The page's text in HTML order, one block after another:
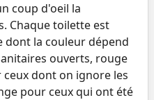
coup d'oeil la
Chaque toilette est
la couleur dépend
ouverts, rouge
dont on ignore les
pour ceux qui ont été